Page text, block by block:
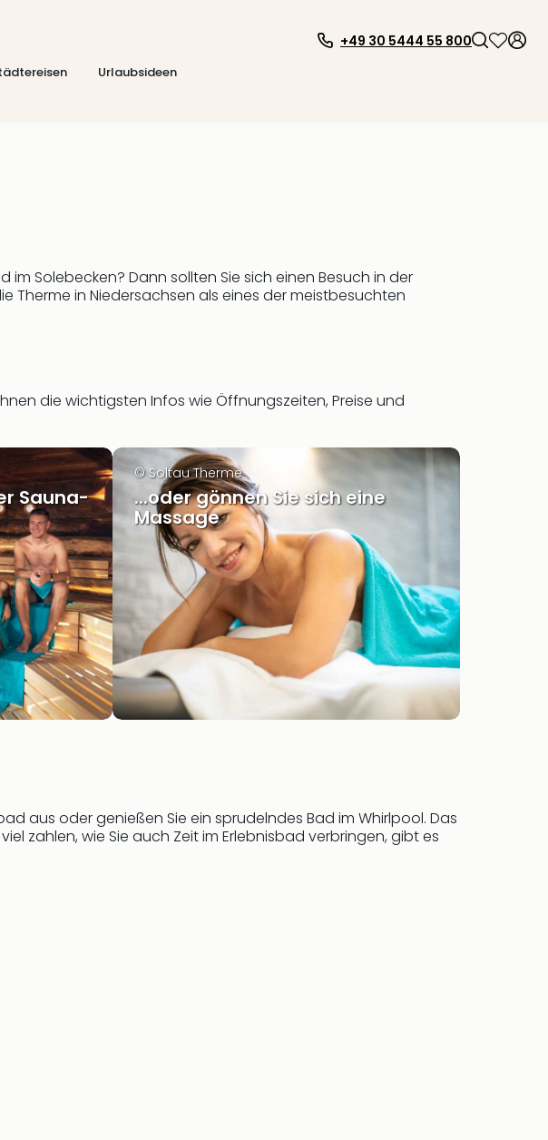
Urlaubsideen
+49 30 5444 55 800
Solebecken? Dann sollten Sie sich einen Besuch in der
Therme in Niedersachsen als eines der meistbesuchten
die wichtigsten Infos wie Öffnungszeiten, Preise und
Sauna-
© Soltau Therme
...oder gönnen Sie sich eine
Massage
aus oder genießen Sie ein sprudelndes Bad im Whirlpool. Das
zahlen, wie Sie auch Zeit im Erlebnisbad verbringen, gibt es